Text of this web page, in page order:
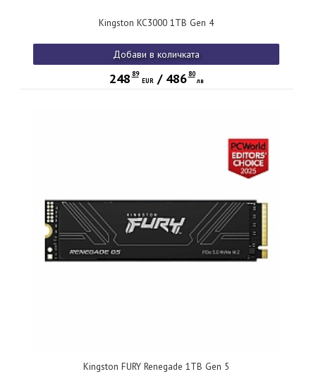
Kingston KC3000 1TB Gen 4
Добави в количката
248 89
EUR/ 486 80
лв
Kingston FURY Renegade 1TB Gen 5